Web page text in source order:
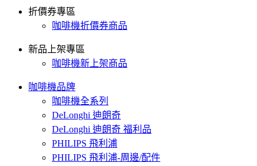
折價券專區
咖啡機折價券商品
新品上架專區
咖啡機新上架商品
咖啡機品牌
咖啡機全系列
DeLonghi 迪朗奇
DeLonghi 迪朗奇 福利品
PHILIPS 飛利浦
PHILIPS 飛利浦-周邊/配件